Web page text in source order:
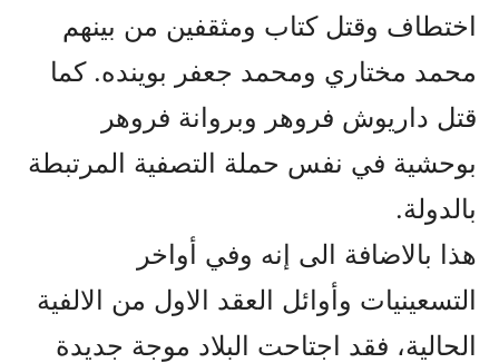
اختطاف وقتل كتاب ومثقفين من بينهم
محمد مختاري ومحمد جعفر بوينده. كما
قتل داريوش فروهر وبروانة فروهر
بوحشية في نفس حملة التصفية المرتبطة
بالدولة.
هذا بالاضافة الى إنه وفي أواخر
التسعينيات وأوائل العقد الاول من الالفية
الحالية، فقد اجتاحت البلاد موجة جديدة